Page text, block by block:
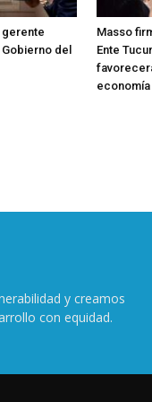
gerente
del
Masso
Ente
economía
y creamos
con equidad.